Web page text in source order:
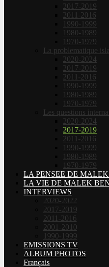
2017-2019
2011-2016
1990-1999
1980-1989
1970-1979
La problematique
2020-2024
2017-2019
2011-2016
1990-1999
1980-1989
1970-1979
Les questions
2020-2024
2017-2019
2011-2016
1990-1999
1980-1989
1970-1979
LA PENSEE DE
LA VIE DE MALEK
INTERVIEWS
2020-2022
2017-2019
2011-2016
2001-2010
1990-1999
EMISSIONS TV
ALBUM PHOTOS
Français